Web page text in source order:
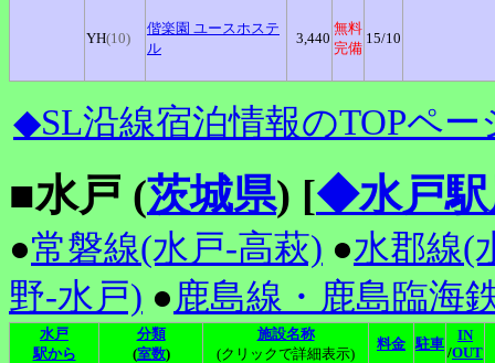
YH(10)
偕楽園 ユースホステ
ル
3,440
無料
完備
15/10
◆SL沿線宿泊情報のTOPペー
■水戸 (茨城県) [◆水戸駅
●常磐線(水戸-高萩) ●水郡線(
野-水戸) ●鹿島線・鹿島臨海
水戸
駅から
分類
(室数)
施設名称
(クリックで詳細表示)
料金 駐車
IN
/OUT